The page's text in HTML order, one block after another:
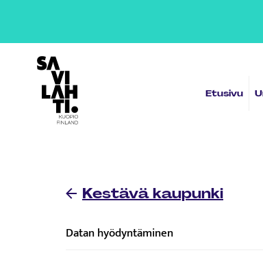
Etusivulle
Etusivu
Kestävä kaupunki
Datan hyödyntäminen